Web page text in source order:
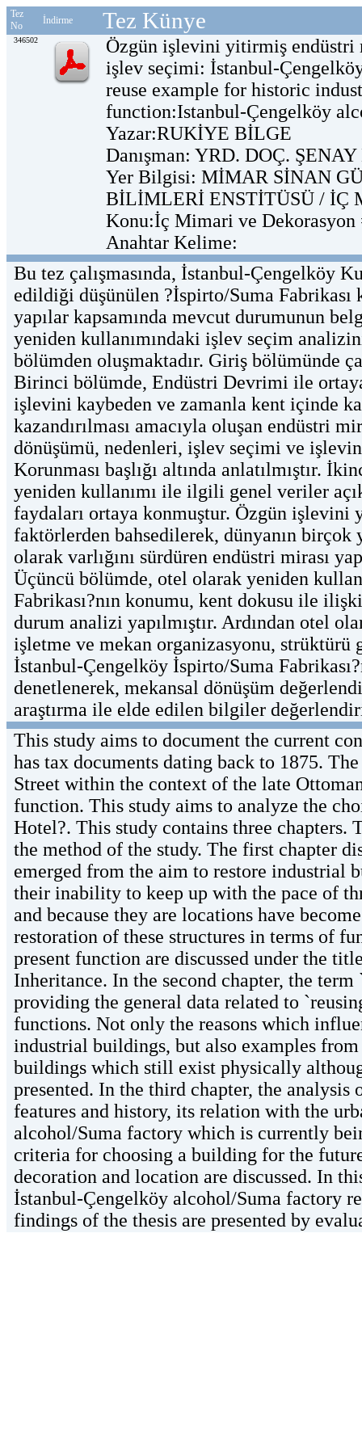
Tez
No
İndirme Tez Künye
346502
Özgün işlevini yitirmiş endüstri
işlev seçimi: İstanbul-
reuse example for historic
function:Istanbul-Çengelköy
Yazar:RUKİYE BİLGE
Danışman: YRD. DOÇ.
Yer Bilgisi: MİMAR SİNAN
BİLİMLERİ ENSTİTÜSÜ /
Konu:İç Mimari ve
Anahtar Kelime:
Bu tez çalışmasında, İstanbul-Çengelköy
edildiği düşünülen ?İspirto/Suma
yapılar kapsamında mevcut durumunun
yeniden kullanımındaki işlev seçim
bölümden oluşmaktadır. Giriş bölümünde
Birinci bölümde, Endüstri Devrimi ile
işlevini kaybeden ve zamanla kent içinde
kazandırılması amacıyla oluşan endüstri
dönüşümü, nedenleri, işlev seçimi ve
Korunması başlığı altında anlatılmıştır.
yeniden kullanımı ile ilgili genel veriler
faydaları ortaya konmuştur. Özgün
faktörlerden bahsedilerek, dünyanın
olarak varlığını sürdüren endüstri mirası
Üçüncü bölümde, otel olarak yeniden
Fabrikası?nın konumu, kent dokusu ile
durum analizi yapılmıştır. Ardından otel
işletme ve mekan organizasyonu,
İstanbul-Çengelköy İspirto/Suma
denetlenerek, mekansal dönüşüm
araştırma ile elde edilen bilgiler
This study aims to document the current
has tax documents dating back to 1875.
Street within the context of the late
function. This study aims to analyze the
Hotel?. This study contains three chapters.
the method of the study. The first chapter
emerged from the aim to restore industrial
their inability to keep up with the pace of
and because they are locations have
restoration of these structures in terms of
present function are discussed under the
Inheritance. In the second chapter, the
providing the general data related to
functions. Not only the reasons which
industrial buildings, but also examples
buildings which still exist physically
presented. In the third chapter, the
features and history, its relation with the
alcohol/Suma factory which is currently
criteria for choosing a building for the
decoration and location are discussed. In
İstanbul-Çengelköy alcohol/Suma factory
findings of the thesis are presented by